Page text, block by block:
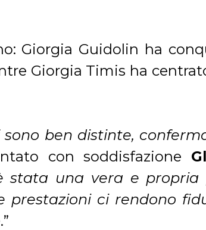
Giorgia Guidolin ha
Giorgia Timis ha
ben distinte,
con soddisfazione
stata una vera e propria
prestazioni ci rendono
.”